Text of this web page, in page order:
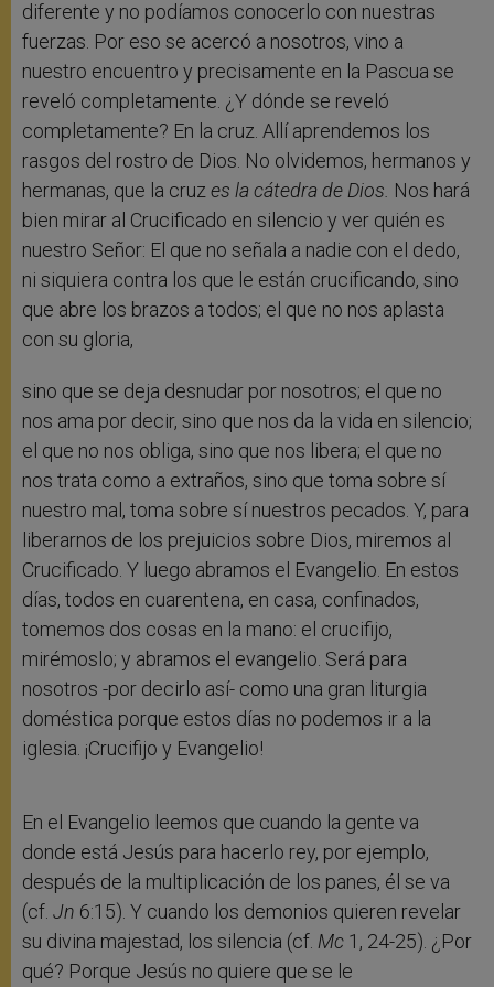
diferente y no podíamos conocerlo con nuestras
fuerzas. Por eso se acercó a nosotros, vino a
nuestro encuentro y precisamente en la Pascua se
reveló completamente. ¿Y dónde se reveló
completamente? En la cruz. Allí aprendemos los
rasgos del rostro de Dios. No olvidemos, hermanos y
hermanas, que la cruz es la cátedra de Dios. Nos hará
bien mirar al Crucificado en silencio y ver quién es
nuestro Señor: El que no señala a nadie con el dedo,
ni siquiera contra los que le están crucificando, sino
que abre los brazos a todos; el que no nos aplasta
con su gloria,
sino que se deja desnudar por nosotros; el que no
nos ama por decir, sino que nos da la vida en silencio;
el que no nos obliga, sino que nos libera; el que no
nos trata como a extraños, sino que toma sobre sí
nuestro mal, toma sobre sí nuestros pecados. Y, para
liberarnos de los prejuicios sobre Dios, miremos al
Crucificado. Y luego abramos el Evangelio. En estos
días, todos en cuarentena, en casa, confinados,
tomemos dos cosas en la mano: el crucifijo,
mirémoslo; y abramos el evangelio. Será para
nosotros -por decirlo así- como una gran liturgia
doméstica porque estos días no podemos ir a la
iglesia. ¡Crucifijo y Evangelio!
En el Evangelio leemos que cuando la gente va
donde está Jesús para hacerlo rey, por ejemplo,
después de la multiplicación de los panes, él se va
(cf. Jn 6:15). Y cuando los demonios quieren revelar
su divina majestad, los silencia (cf. Mc 1, 24-25). ¿Por
qué? Porque Jesús no quiere que se le